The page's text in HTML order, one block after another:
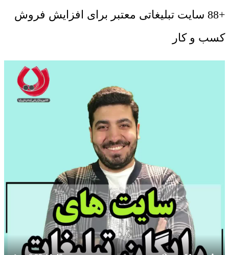
+88 سایت تبلیغاتی معتبر برای افزایش فروش
کسب و کار